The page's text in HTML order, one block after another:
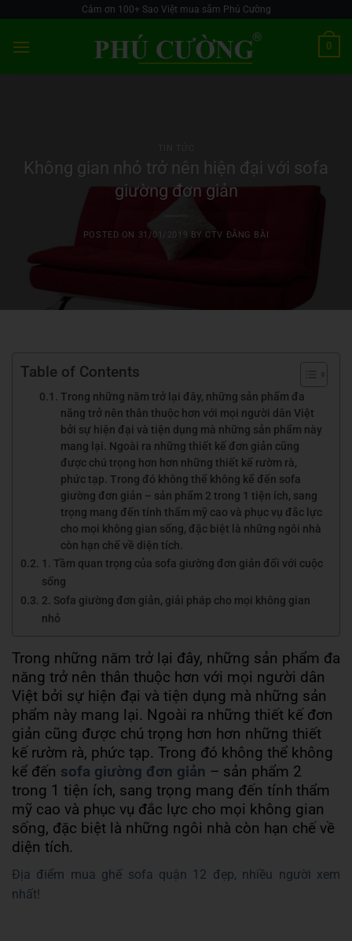
content
Cảm ơn 100+ Sao Việt mua sắm Phú Cường
0
Không gian nhỏ trở nên hiện đại với sofa
giường đơn giản
POSTED ON 31/01/2019 BY CTV ĐĂNG BÀI
Table of Contents
Trong những năm trở lại đây, những sản phẩm đa
năng trở nên thân thuộc hơn với mọi người dân Việt
bởi sự hiện đại và tiện dụng mà những sản phẩm này
mang lại. Ngoài ra những thiết kế đơn giản cũng
được chú trọng hơn hơn những thiết kế rườm rà,
phức tạp. Trong đó không thể không kể đến sofa
giường đơn giản – sản phẩm 2 trong 1 tiện ích, sang
trọng mang đến tính thẩm mỹ cao và phục vụ đắc lực
cho mọi không gian sống, đặc biệt là những ngôi nhà
còn hạn chế về diện tích.
1. Tầm quan trọng của sofa giường đơn giản đối với cuộc
sống
2. Sofa giường đơn giản, giải pháp cho mọi không gian
nhỏ
Trong những năm trở lại đây, những sản phẩm đa
năng trở nên thân thuộc hơn với mọi người dân
Việt bởi sự hiện đại và tiện dụng mà những sản
phẩm này mang lại. Ngoài ra những thiết kế đơn
giản cũng được chú trọng hơn hơn những thiết
kế rườm rà, phức tạp. Trong đó không thể không
kể đến sofa giường đơn giản – sản phẩm 2
trong 1 tiện ích, sang trọng mang đến tính thẩm
mỹ cao và phục vụ đắc lực cho mọi không gian
sống, đặc biệt là những ngôi nhà còn hạn chế về
diện tích.
Địa điểm mua ghế sofa quận 12 đẹp, nhiều người xem
nhất!